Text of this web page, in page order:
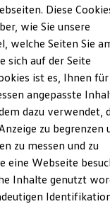
Buzz
Caravelle
Diese
wie Sie unsere
welche Seiten Sie
sich auf der Seite
ist es, Ihnen für
angepasste
dazu verwendet,
zu begrenzen
zu messen und zu
eine Webseite
Inhalte genutzt